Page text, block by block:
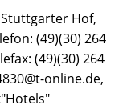
Stuttgarter Hof,
(49)(30) 264
(49)(30) 264
online.de,